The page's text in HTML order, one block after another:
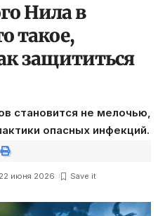
Нила в
такое,
защититься
становится не мелочью,
опасных инфекций.
22 июня 2026